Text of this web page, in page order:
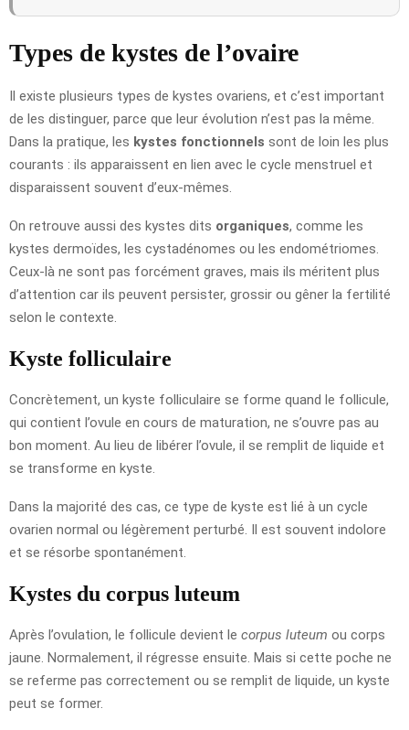
Types de kystes de l’ovaire
Il existe plusieurs types de kystes ovariens, et c’est important
de les distinguer, parce que leur évolution n’est pas la même.
Dans la pratique, les kystes fonctionnels sont de loin les plus
courants : ils apparaissent en lien avec le cycle menstruel et
disparaissent souvent d’eux-mêmes.
On retrouve aussi des kystes dits organiques, comme les
kystes dermoïdes, les cystadénomes ou les endométriomes.
Ceux-là ne sont pas forcément graves, mais ils méritent plus
d’attention car ils peuvent persister, grossir ou gêner la fertilité
selon le contexte.
Kyste folliculaire
Concrètement, un kyste folliculaire se forme quand le follicule,
qui contient l’ovule en cours de maturation, ne s’ouvre pas au
bon moment. Au lieu de libérer l’ovule, il se remplit de liquide et
se transforme en kyste.
Dans la majorité des cas, ce type de kyste est lié à un cycle
ovarien normal ou légèrement perturbé. Il est souvent indolore
et se résorbe spontanément.
Kystes du corpus luteum
Après l’ovulation, le follicule devient le corpus luteum ou corps
jaune. Normalement, il régresse ensuite. Mais si cette poche ne
se referme pas correctement ou se remplit de liquide, un kyste
peut se former.